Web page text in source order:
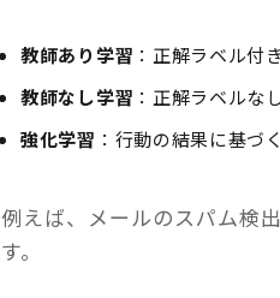
教師あり学習 ：正解ラベル付
教師なし学習 ：正解ラベルな
強化学習 ：行動の結果に基づ
例えば、メールのスパム検
す。